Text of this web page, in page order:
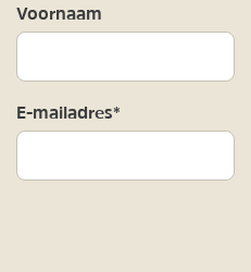
Voornaam
E-mailadres*